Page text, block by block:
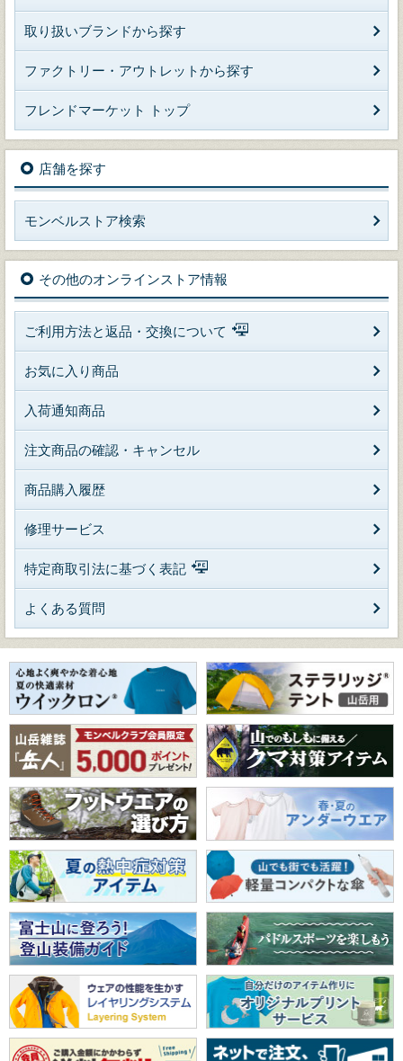
取り扱いブランドから探す
ファクトリー・アウトレットから探す
フレンドマーケット トップ
店舗を探す
モンベルストア検索
その他のオンラインストア情報
ご利用方法と返品・交換について
お気に入り商品
入荷通知商品
注文商品の確認・キャンセル
商品購入履歴
修理サービス
特定商取引法に基づく表記
よくある質問